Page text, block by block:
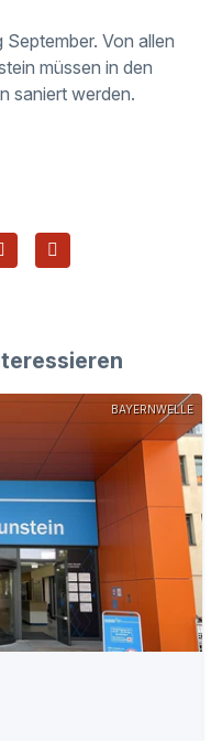
Von allen
müssen in den
saniert werden.
BAYERNWELLE